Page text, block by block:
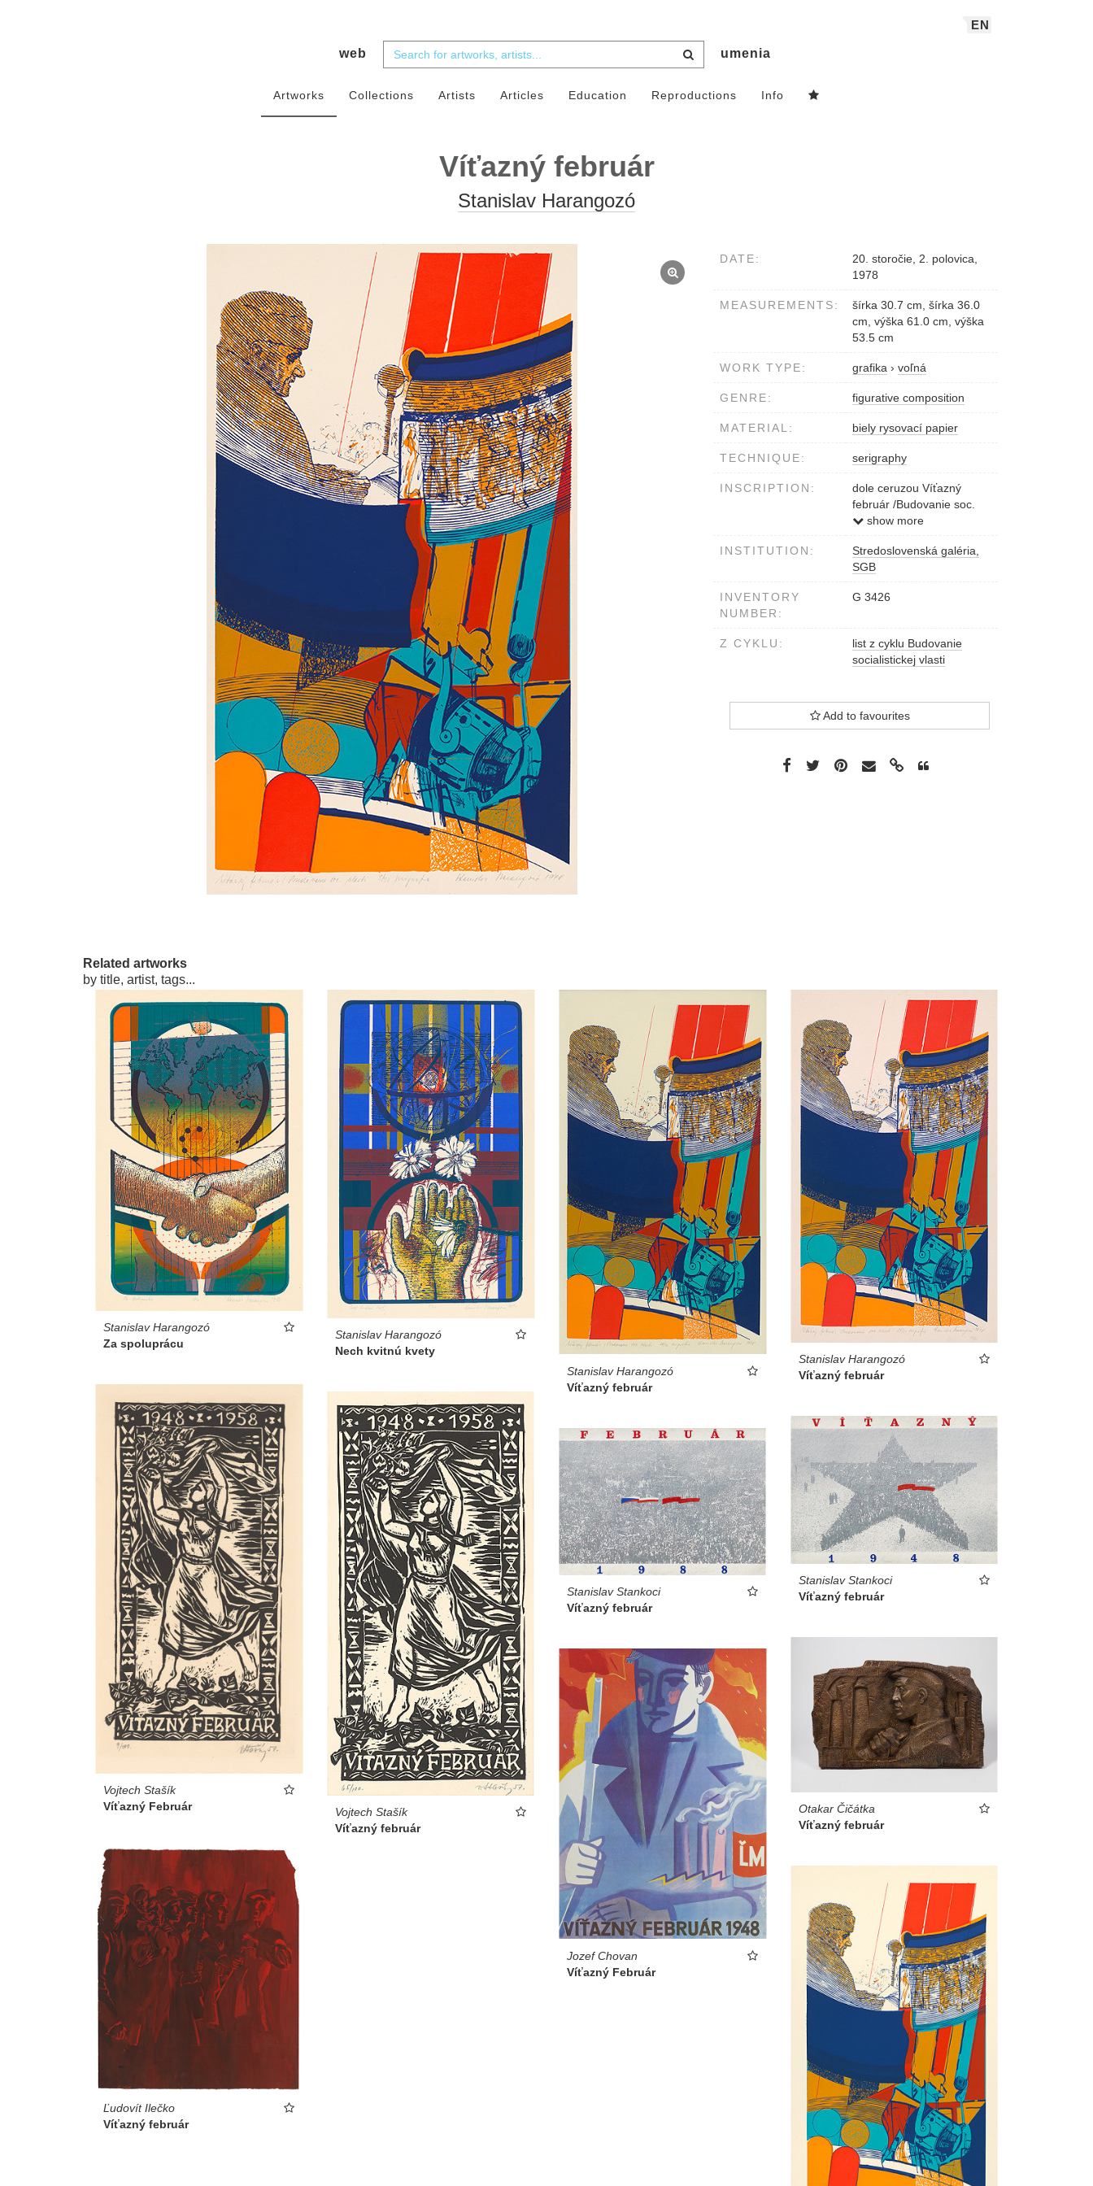
EN
web umenia
Artworks Collections Artists Articles Education Reproductions Info
Víťazný február
Stanislav Harangozó
DATE:
20. storočie, 2. polovica,
1978
MEASUREMENTS:
šírka 30.7 cm, šírka 36.0
cm, výška 61.0 cm, výška
53.5 cm
WORK TYPE: grafika › voľná
GENRE: figurative composition
MATERIAL: biely rysovací papier
TECHNIQUE: serigraphy
INSCRIPTION:
dole ceruzou Víťazný
február /Budovanie soc.
vlasti 3/30 serigrafia
show more
INSTITUTION:
Stredoslovenská galéria,
SGB
INVENTORY
NUMBER:
G 3426
Z CYKLU:
list z cyklu Budovanie
socialistickej vlasti
Add to favourites
Related artworks
by title, artist, tags...
Stanislav Harangozó
Za spoluprácu
Stanislav Harangozó
Nech kvitnú kvety
Stanislav Harangozó
Víťazný február
Stanislav Harangozó
Víťazný február
Vojtech Stašík
Víťazný Február
Vojtech Stašík
Víťazný február
Stanislav Stankoci
Víťazný február
Stanislav Stankoci
Víťazný február
Otakar Čičátka
Víťazný február
Jozef Chovan
Víťazný Február
Ľudovít Ilečko
Víťazný február